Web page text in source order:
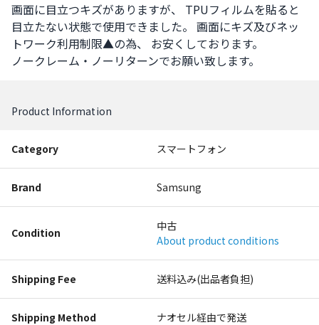
画面に目立つキズがありますが、 TPUフィルムを貼ると
目立たない状態で使用できました。 画面にキズ及びネッ
トワーク利用制限▲の為、 お安くしております。
ノークレーム・ノーリターンでお願い致します。
Product Information
Category スマートフォン
Brand Samsung
Condition
中古
About product conditions
Shipping Fee 送料込み(出品者負担)
Shipping Method ナオセル経由で発送